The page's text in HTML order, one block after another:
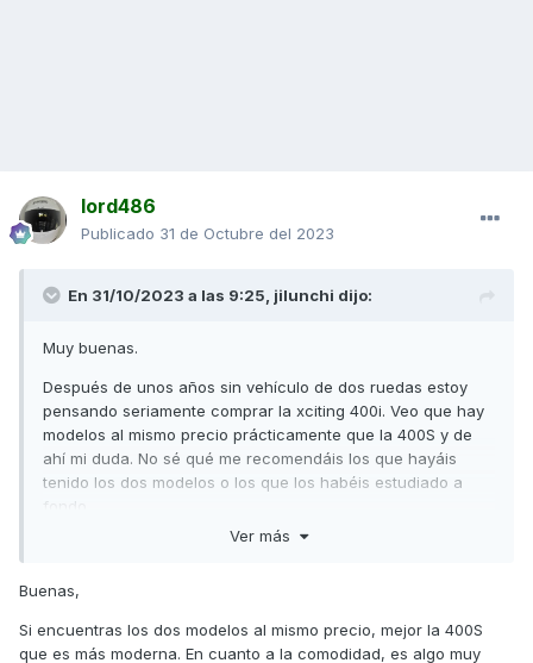
lord486
Publicado 31 de Octubre del 2023
En 31/10/2023 a las 9:25, jilunchi dijo:
Muy buenas.
Después de unos años sin vehículo de dos ruedas estoy
pensando seriamente comprar la xciting 400i. Veo que hay
modelos al mismo precio prácticamente que la 400S y de
ahí mi duda. No sé qué me recomendáis los que hayáis
tenido los dos modelos o los que los habéis estudiado a
fondo.
También tengo la duda de la comodidad. Son cómodas
Ver más
Buenas,
Si encuentras los dos modelos al mismo precio, mejor la 400S
que es más moderna. En cuanto a la comodidad, es algo muy